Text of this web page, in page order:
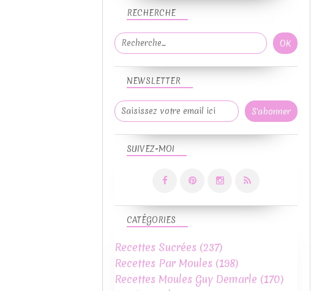
NEWSLETTER
SUIVEZ-MOI
RECHERCHE
CATÉGORIES
Recettes Sucrées (237)
Recettes Par Moules (198)
Recettes Moules Guy Demarle (170)